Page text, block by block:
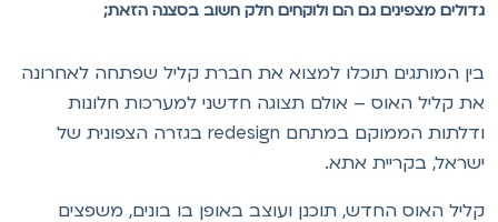
מצפינים גם הם ולוקחים חלק חשוב בסצנה הזאת;
המותגים תוכלו למצוא את חברת קליל שפתחה לאחרונה
קליל האוס – אולם תצוגה חדשני למערכות חלונות
ודלתות הממוקם במתחם redesign בגזרה הצפונית של
בקריית אתא.
האוס החדש, תוכנן ועוצב באופן בו בונים, משפצים